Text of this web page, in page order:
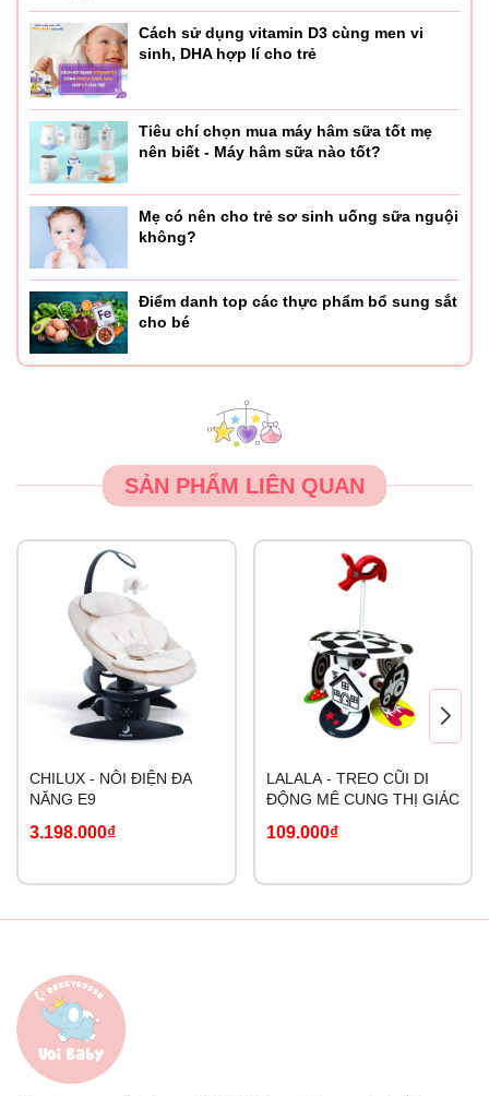
Cách sử dụng vitamin D3 cùng men vi
sinh, DHA hợp lí cho trẻ
Tiêu chí chọn mua máy hâm sữa tốt mẹ
nên biết - Máy hâm sữa nào tốt?
Mẹ có nên cho trẻ sơ sinh uống sữa nguội
không?
Điểm danh top các thực phẩm bổ sung sắt
cho bé
SẢN PHẨM LIÊN QUAN
CHILUX - NÔI ĐIỆN ĐA
NĂNG E9
3.198.000₫
LALALA - TREO CŨI DI
ĐỘNG MÊ CUNG THỊ GIÁC
109.000₫